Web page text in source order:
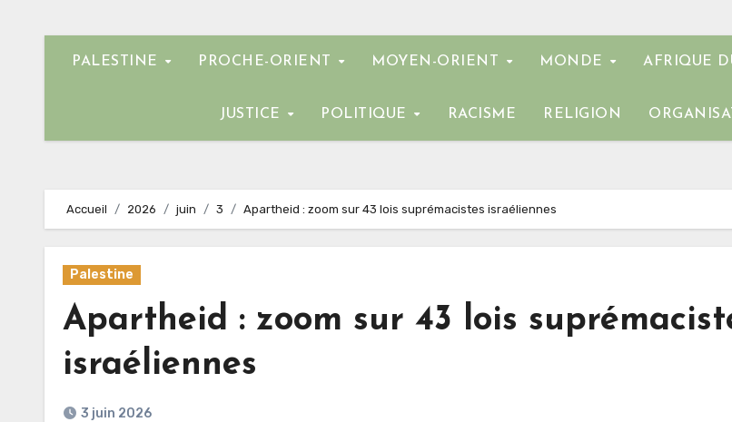
PALESTINE PROCHE-ORIENT MOYEN-ORIENT MONDE AFRIQUE
JUSTICE POLITIQUE RACISME RELIGION
Accueil 2026 juin 3 Apartheid : zoom sur 43 lois suprémacistes israéliennes
Palestine
Apartheid : zoom sur 43 lois
israéliennes
3 juin 2026